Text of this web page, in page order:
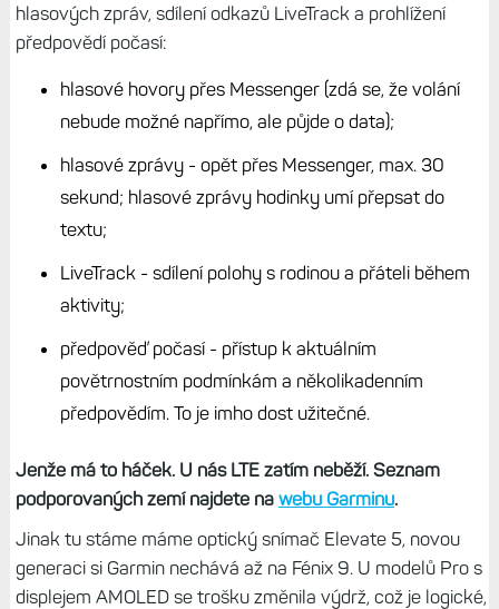
hlasových zpráv, sdílení odkazů LiveTrack a prohlížení
předpovědí počasí:
hlasové hovory přes Messenger (zdá se, že volání
nebude možné napřímo, ale půjde o data);
hlasové zprávy - opět přes Messenger, max. 30
sekund; hlasové zprávy hodinky umí přepsat do
textu;
LiveTrack - sdílení polohy s rodinou a přáteli během
aktivity;
předpověď počasí - přístup k aktuálním
povětrnostním podmínkám a několikadenním
předpovědím. To je imho dost užitečné.
Jenže má to háček. U nás LTE zatím neběží. Seznam
podporovaných zemí najdete na webu Garminu.
Jinak tu stáme máme optický snímač Elevate 5, novou
generaci si Garmin nechává až na Fénix 9. U modelů Pro s
displejem AMOLED se trošku změnila výdrž, což je logické,